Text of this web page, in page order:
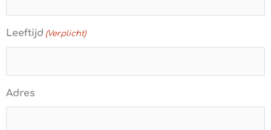
Leeftijd (Verplicht)
Adres